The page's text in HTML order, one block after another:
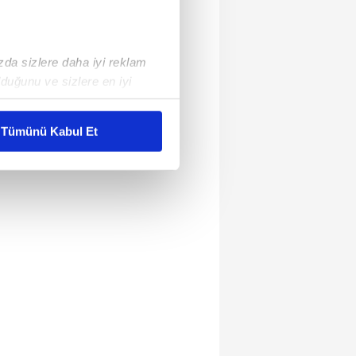
sizlere daha iyi reklam
ve sizlere en iyi
karşılamak
kullanılmaktadır. Bu
sunulması
detaylı bilgi için Ayarlar
ve sitemizde ilgili
Tümünü Kabul Et